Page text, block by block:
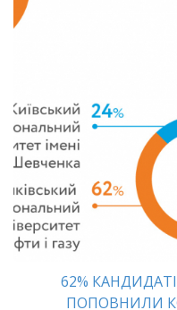
62%
ПОПОВНИЛИ